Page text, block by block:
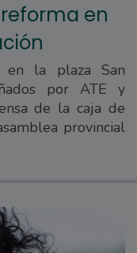
en
en la plaza San
por ATE y
de la caja de
provincial